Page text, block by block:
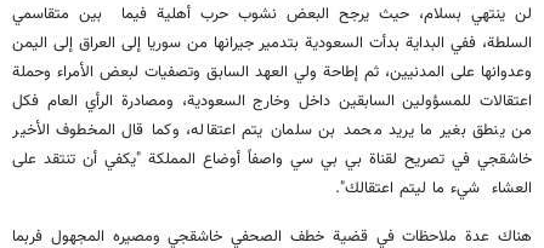
لن ينتهي بسلام، حيث يرجح البعض نشوب حرب أهلية فيما بين متقاسمي
السلطة، ففي البداية بدأت السعودية بتدمير جيرانها من سوريا إلى العراق إلى اليمن
وعدوانها على المدنيين، ثم إطاحة ولي العهد السابق وتصفيات لبعض الأمراء وحملة
اعتقالات للمسؤولين السابقين داخل وخارج السعودية، ومصادرة الرأي العام فكل
من ينطق بغير ما يريد محمد بن سلمان يتم اعتقاله، وكما قال المخطوف الأخير
خاشقجي في تصريح لقناة بي بي سي واصفاً أوضاع المملكة "يكفي أن تنتقد على
العشاء شيء ما ليتم اعتقالك".
هناك عدة ملاحظات في قضية خطف الصحفي خاشقجي ومصيره المجهول فربما